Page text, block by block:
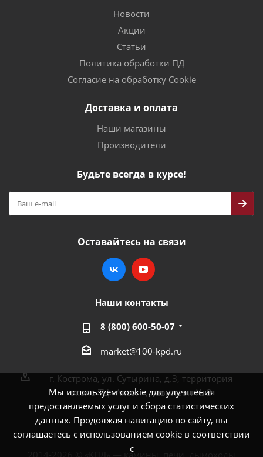
Мы используем cookie для улучшения
предоставляемых услуг и сбора статистических
данных. Продолжая навигацию по сайту, вы
соглашаетесь с использованием cookie в соответствии
с
Новости
Акции
Статьи
Политика обработки ПД
Согласие на обработку Cookie
Доставка и оплата
Наши магазины
Производители
Будьте всегда в курсе!
Оставайтесь на связи
Наши контакты
8 (800) 600-50-07
market@100-kpd.ru
г. Кострома, ул. Сутырина, д.3, территория
около ТЦ «Аксон», павильон № 3
2014-2026 © «КПД» — камины, печи, дымоходы